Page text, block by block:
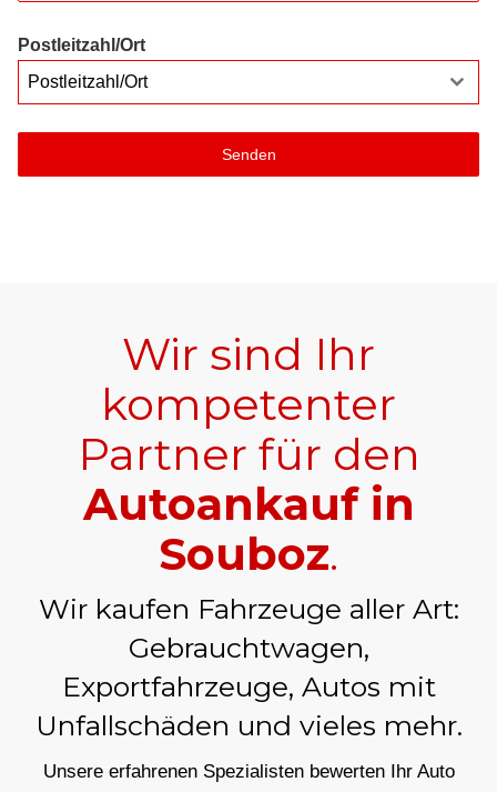
Postleitzahl/Ort
Postleitzahl/Ort
Senden
Wir sind Ihr
kompetenter
Partner für den
Autoankauf in
Souboz.
Wir kaufen Fahrzeuge aller Art:
Gebrauchtwagen,
Exportfahrzeuge, Autos mit
Unfallschäden und vieles mehr.
Unsere erfahrenen Spezialisten bewerten Ihr Auto